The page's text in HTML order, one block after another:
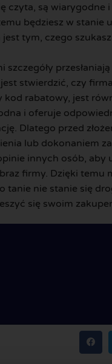
czyta, są wiarygodne
będziesz w stanie
jest tym, czego
szczegóły
stwierdzić, czy
kod rabatowy, jest
i oferuje
Dlatego przed
lub dokonaniem
innych osób, aby
firmy. Dzięki temu
tanie nie stanie się
się swoim